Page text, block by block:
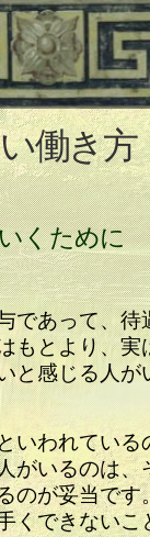
働き方
くために
であって、待
もとより、実
と感じる人が
いわれている
がいるのは、
のが妥当です
くできないこ